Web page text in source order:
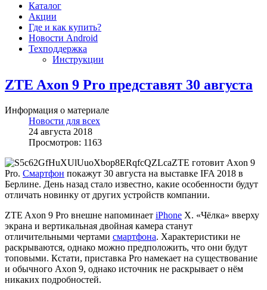
Каталог
Акции
Где и как купить?
Новости Android
Техподдержка
Инструкции
ZTE Axon 9 Pro представят 30 августа
Информация о материале
Новости для всех
24 августа 2018
Просмотров: 1163
ZTE готовит Axon 9
Pro. Смартфон покажут 30 августа на выставке IFA 2018 в
Берлине. День назад стало известно, какие особенности будут
отличать новинку от других устройств компании.
ZTE Axon 9 Pro внешне напоминает iPhone X. «Чёлка» вверху
экрана и вертикальная двойная камера станут
отличительными чертами смартфона. Характеристики не
раскрываются, однако можно предположить, что они будут
топовыми. Кстати, приставка Pro намекает на существование
и обычного Axon 9, однако источник не раскрывает о нём
никаких подробностей.